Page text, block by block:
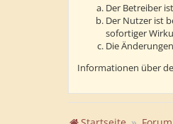
Der Betreiber
Der Nutzer ist
sofortiger
Die
Informationen über